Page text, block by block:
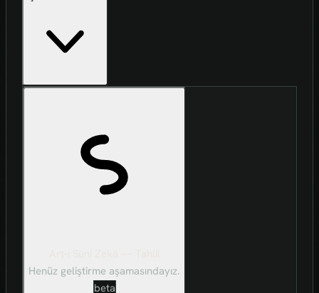
Henüz geliştirme aşamasındayız.
beta